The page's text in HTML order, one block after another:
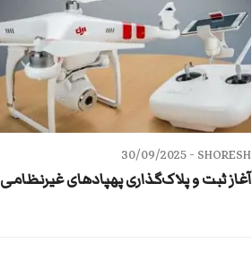
SHORESH -
30/09/2025
آغاز ثبت و پلاک‌گذاری پهپادهای غیرنظامی